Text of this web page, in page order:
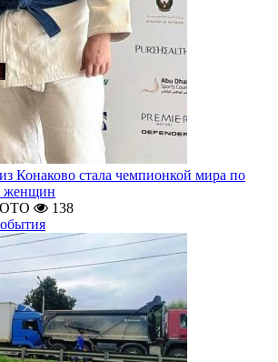
Конаково стала чемпионкой мира по
женщин
138